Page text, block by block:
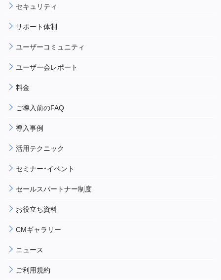
セキュリティ
サポート体制
ユーザーコミュニティ
ユーザー会レポート
料金
ご導入前のFAQ
導入事例
活用テクニック
セミナー・イベント
セールスパートナー制度
お役立ち資料
CMギャラリー
ニュース
ご利用規約